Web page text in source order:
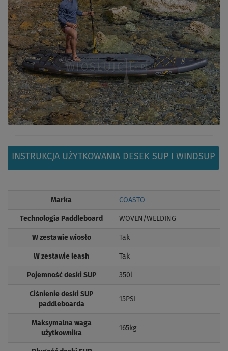
INSTRUKCJA UŻYTKOWANIA DESEK SUP I WINDSUP
Marka COASTO
Technologia Paddleboard WOVEN/WELDING
W zestawie wiosło Tak
W zestawie leash Tak
Pojemność deski SUP 350l
Ciśnienie deski SUP
paddleboarda
15PSI
Maksymalna waga
użytkownika
165kg